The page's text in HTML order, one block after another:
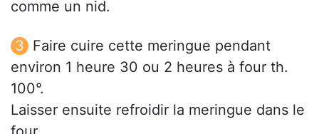
comme un nid.
Faire cuire cette meringue pendant
environ 1 heure 30 ou 2 heures à four th.
100°.
Laisser ensuite refroidir la meringue dans le